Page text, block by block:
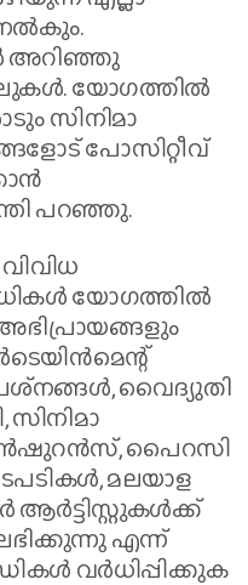
അറിഞ്ഞു
യോഗത്തിൽ
സിനിമാ
പോസിറ്റീവ്
പറഞ്ഞു.
യോഗത്തിൽ
വൈദ്യുതി
പൈറസി
മലയാള
ആർട്ടിസ്റ്റുകൾക്ക്
എന്ന്
വർധിപ്പിക്കുക